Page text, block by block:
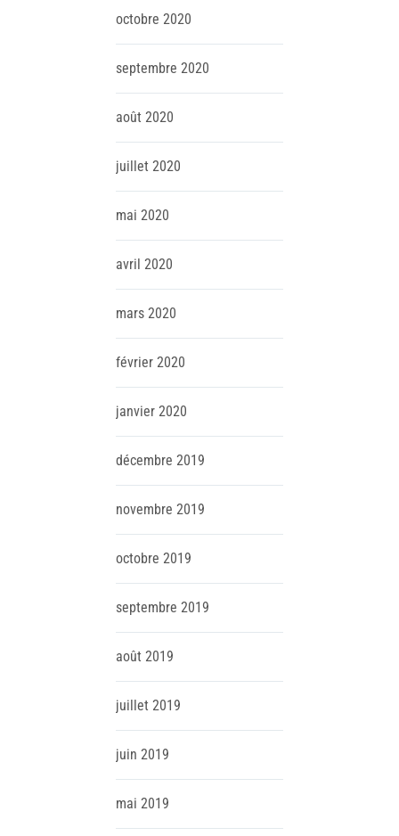
octobre 2020
septembre 2020
août 2020
juillet 2020
mai 2020
avril 2020
mars 2020
février 2020
janvier 2020
décembre 2019
novembre 2019
octobre 2019
septembre 2019
août 2019
juillet 2019
juin 2019
mai 2019